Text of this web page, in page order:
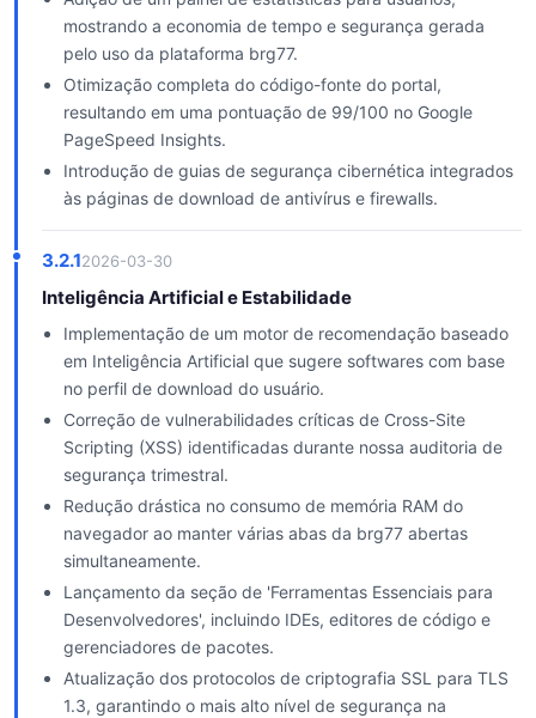
mostrando a economia de tempo e segurança gerada
pelo uso da plataforma brg77.
Otimização completa do código-fonte do portal,
resultando em uma pontuação de 99/100 no Google
PageSpeed Insights.
Introdução de guias de segurança cibernética integrados
às páginas de download de antivírus e firewalls.
3.2.12026-03-30
Inteligência Artificial e Estabilidade
Implementação de um motor de recomendação baseado
em Inteligência Artificial que sugere softwares com base
no perfil de download do usuário.
Correção de vulnerabilidades críticas de Cross-Site
Scripting (XSS) identificadas durante nossa auditoria de
segurança trimestral.
Redução drástica no consumo de memória RAM do
navegador ao manter várias abas da brg77 abertas
simultaneamente.
Lançamento da seção de 'Ferramentas Essenciais para
Desenvolvedores', incluindo IDEs, editores de código e
gerenciadores de pacotes.
Atualização dos protocolos de criptografia SSL para TLS
1.3, garantindo o mais alto nível de segurança na